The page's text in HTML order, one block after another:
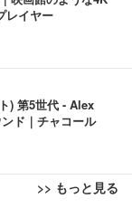
レイヤー
) 第5世代 - Alex
ド｜チャコール
>> もっと見る